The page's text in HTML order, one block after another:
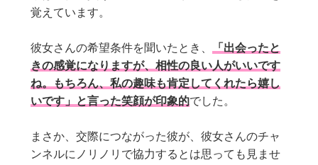
覚えています。
彼女さんの希望条件を聞いたとき、
「出会ったと
きの感覚になりますが、相性の良い人がいいです
ね。もちろん、私の趣味も肯定してくれたら嬉し
いです」と言った笑顔が印象的でした。
まさか、交際につながった彼が、彼女さんのチャ
ンネルにノリノリで協力するとは思っても見ませ